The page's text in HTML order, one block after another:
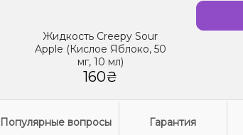
Жидкость Creepy Sour
Apple (Кислое Яблоко, 50
мг, 10 мл)
160₴
Популярные вопросы Гарантия